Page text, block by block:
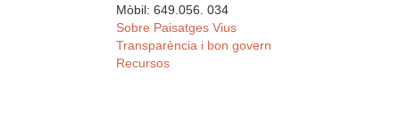
Mòbil: 649.056. 034
Sobre Paisatges Vius
Transparència i bon govern
Recursos